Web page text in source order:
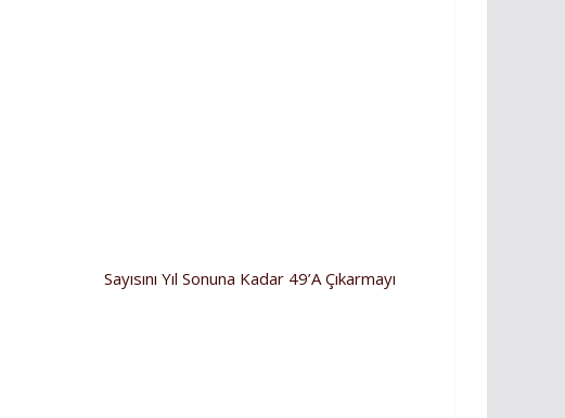
Yıl Sonuna Kadar 49’a Çıkarmayı